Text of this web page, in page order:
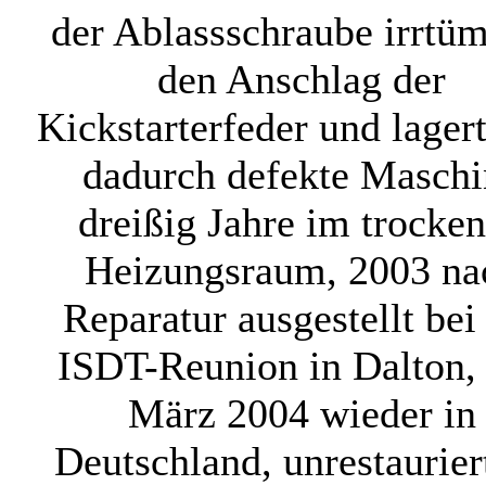
der Ablassschraube
den Anschlag der
Kickstarterfeder und
dadurch defekte
dreißig Jahre im
Heizungsraum, 2003
Reparatur ausgestellt bei
ISDT-Reunion in Dalton,
März 2004 wieder in
Deutschland,